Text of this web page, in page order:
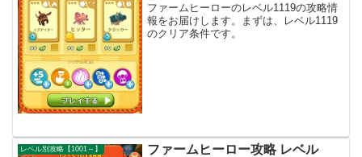
ファームヒーローのレベル1119の攻略情
報をお届けします。まずは、レベル1119
のクリア条件です。
レベル別攻略【1001～】
ファームヒーロー攻略 レベル